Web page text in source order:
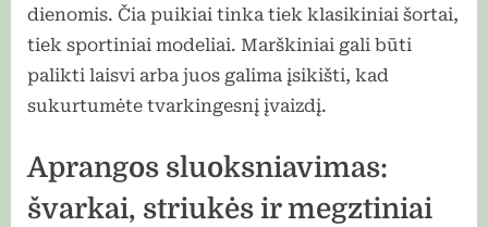
dienomis. Čia puikiai tinka tiek klasikiniai šortai,
tiek sportiniai modeliai. Marškiniai gali būti
palikti laisvi arba juos galima įsikišti, kad
sukurtumėte tvarkingesnį įvaizdį.
Aprangos sluoksniavimas:
švarkai, striukės ir megztiniai